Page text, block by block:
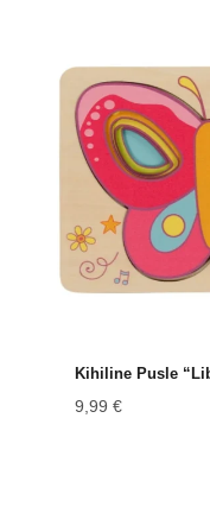
Kihiline Pusle
9,99 €